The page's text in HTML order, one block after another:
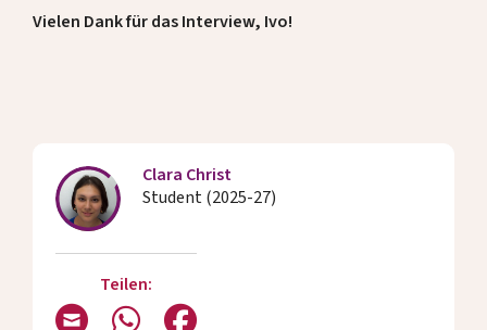
Vielen Dank für das Interview, Ivo!
Clara Christ
Student (2025-27)
Teilen: